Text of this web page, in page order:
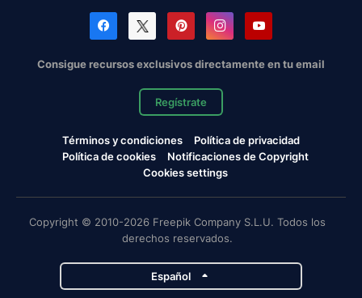
Consigue recursos exclusivos directamente en tu email
Regístrate
Términos y condiciones
Política de privacidad
Política de cookies
Notificaciones de Copyright
Cookies settings
Copyright © 2010-2026 Freepik Company S.L.U. Todos los
derechos reservados.
Español